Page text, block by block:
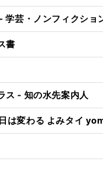
学芸・ノンフィクショ
書
ス - 知の水先案内人
は変わる よみタイ